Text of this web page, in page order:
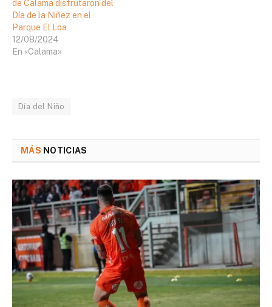
de Calama disfrutaron del
Día de la Niñez en el
Parque El Loa
12/08/2024
En «Calama»
Día del Niño
MÁS NOTICIAS